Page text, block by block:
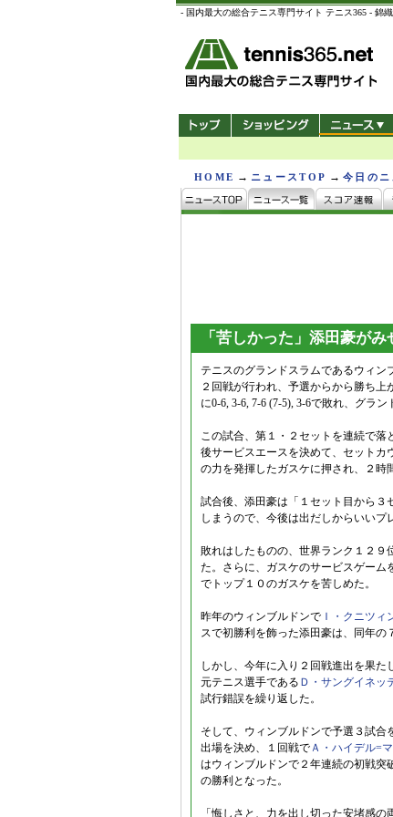
- 国内最大の総合テニス専門サイト テニス365 - 錦
HOME → ニュースTOP →今日の
「苦しかった」添田豪が
テニスのグランドスラムであるウィン
２回戦が行われ、予選からから勝ち上
に0-6, 3-6, 7-6 (7-5), 3-6で敗れ、グラ
この試合、第１・２セットを連続で
後サービスエースを決めて、セットカ
の力を発揮したガスケに押され、２時
試合後、添田豪は「１セット目から３
しまうので、今後は出だしからいいプ
敗れはしたものの、世界ランク１２９
た。さらに、ガスケのサービスゲーム
でトップ１０のガスケを苦しめた。
昨年のウィンブルドンで Ｉ・クニツィ
スで初勝利を飾った添田豪は、同年の
しかし、今年に入り２回戦進出を果た
元テニス選手である Ｄ・サングイネッ
試行錯誤を繰り返した。
そして、ウィンブルドンで予選３試
出場を決め、１回戦でＡ・ハイデル=
はウィンブルドンで２年連続の初戦突
の勝利となった。
「悔しさと、力を出し切った安堵感